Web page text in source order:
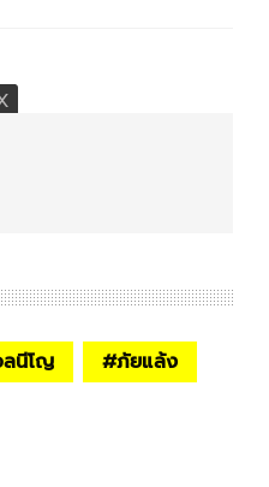
ลนีโญ #ภัยแล้ง